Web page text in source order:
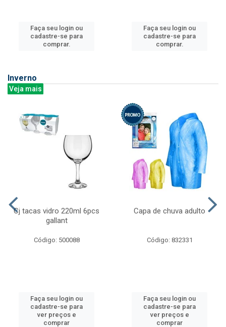
Faça seu login ou
cadastre-se para
comprar.
Faça seu login ou
cadastre-se para
comprar.
Inverno
Veja mais
Cj tacas vidro 220ml 6pcs
gallant
Código: 500088
Faça seu login ou
cadastre-se para
ver preços e
comprar
Capa de chuva adulto
Código: 832331
Faça seu login ou
cadastre-se para
ver preços e
comprar